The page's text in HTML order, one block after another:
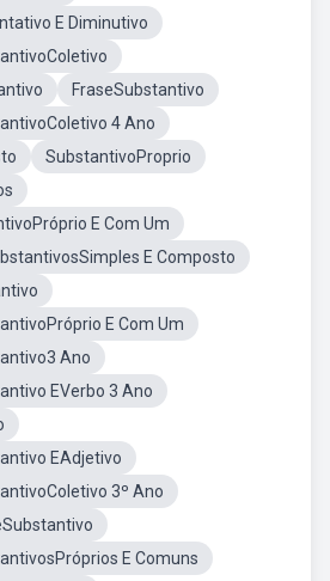
E Diminutivo
FraseSubstantivo
4 Ano
SubstantivoProprio
E Com Um
E Composto
E Com Um
Ano
EVerbo 3 Ano
EAdjetivo
3º Ano
E Comuns